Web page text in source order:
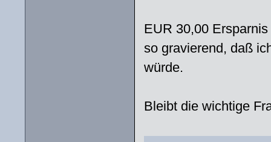
EUR 30,00
so gravierend, daß
würde.
Bleibt die wichtige